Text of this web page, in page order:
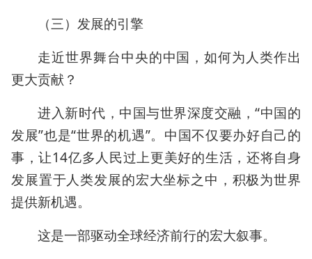
（三）发展的引擎
走近世界舞台中央的中国，如何为人类作出
更大贡献？
进入新时代，中国与世界深度交融，“中国的
发展”也是“世界的机遇”。中国不仅要办好自己的
事，让14亿多人民过上更美好的生活，还将自身
发展置于人类发展的宏大坐标之中，积极为世界
提供新机遇。
这是一部驱动全球经济前行的宏大叙事。